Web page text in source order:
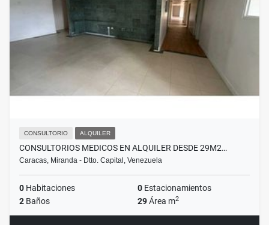
CONSULTORIO ALQUILER
CONSULTORIOS MEDICOS EN ALQUILER DESDE 29M2…
Caracas, Miranda - Dtto. Capital, Venezuela
0 Habitaciones 0 Estacionamientos
2 Baños 29Área m2